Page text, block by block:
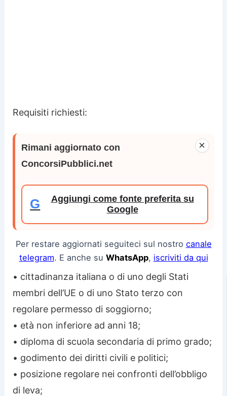
Requisiti richiesti:
×
Rimani aggiornato con
ConcorsiPubblici.net
G
Aggiungi come fonte preferita su
Google
Per restare aggiornati seguiteci sul nostro canale
telegram. E anche su WhatsApp, iscriviti da qui
• cittadinanza italiana o di uno degli Stati
membri dell’UE o di uno Stato terzo con
regolare permesso di soggiorno;
• età non inferiore ad anni 18;
• diploma di scuola secondaria di primo grado;
• godimento dei diritti civili e politici;
• posizione regolare nei confronti dell’obbligo
di leva;